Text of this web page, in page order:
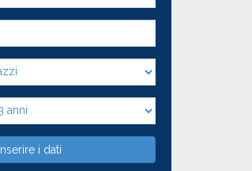
Inserire i dati